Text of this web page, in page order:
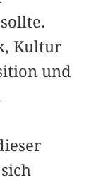
Kultur
und